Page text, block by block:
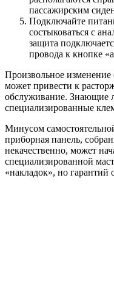
пассажирским
Подключайте
состыковаться с
защита
провода к кнопке
Произвольное
может привести к
обслуживание. Знающие
специализированные
Минусом
приборная панель,
некачественно, может
специализированной
«накладок», но гарантий